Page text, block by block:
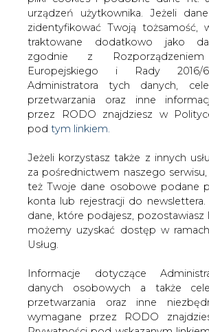
dane, które podajesz, pozostawiasz
możemy uzyskać dostęp w
Usług.
Informacje dotyczące
danych osobowych a także
przetwarzania oraz inne
wymagane przez RODO
Prywatności pod wskazanym linkiem
Dane zbierane na potrzeby
być przetwarzane w różnych
podstawach.
Pamiętaj, że w związku z
osobowych przysługuje Ci szereg
a przede wszystkim prawo do
oraz prawo sprzeciwu wobec
danych. Prawa te będą przez nas
przestrzegane. Prawo do
wobec przetwarzania
związanych z Twoją
skutecznym wniesieniu prawa do
dane nie będą przetwarzane o ile
Bieżący komentarz do
Komisji Europejskiej nowej
sprawie efektywności
Dołączone pliki:
treść całej publikacji
Do odczytu plików wymagany jest
Reader.
#INFRASTRUKTURA
TECHNICZNA #Materiały
problemowe
ENERGII
Smart metering i
Artykuł powstał bez wsparcia narzędzi
Wydawca portalu CIRE zgadza się na
szkoleń treningowych LLM.